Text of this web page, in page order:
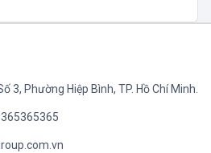
3, Phường Hiệp Bình, TP. Hồ Chí Minh.